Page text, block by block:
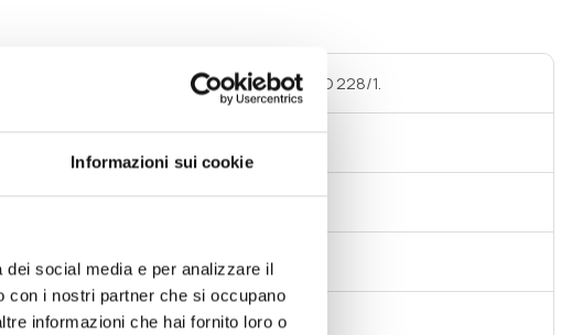
Informazioni sui cookie
social media e per analizzare il
con i nostri partner che si occupano
informazioni che hai fornito loro o
Filettatura interna GAS cilindrico UNI ISO 228/1.
2 bar a 20°C
80°C
-5°C